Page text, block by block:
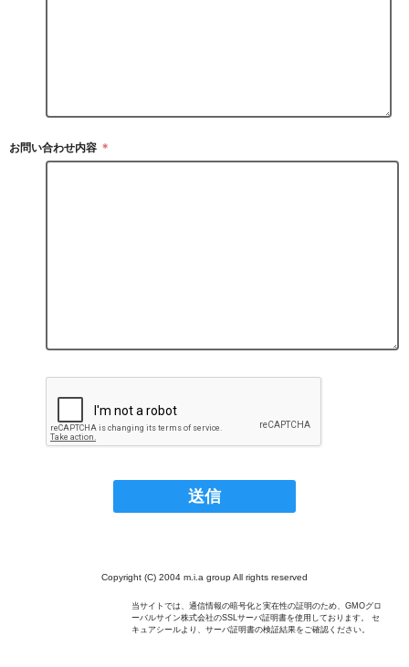
お問い合わせ内容 ＊
Copyright (C) 2004 m.i.a group All rights reserved
当サイトでは、通信情報の暗号化と実在性の証明のため、GMOグロ
ーバルサイン株式会社のSSLサーバ証明書を使用しております。 セ
キュアシールより、サーバ証明書の検証結果をご確認ください。